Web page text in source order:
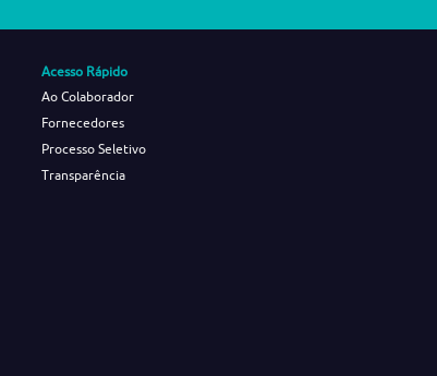
Acesso Rápido
Ao Colaborador
Fornecedores
Processo Seletivo
Transparência